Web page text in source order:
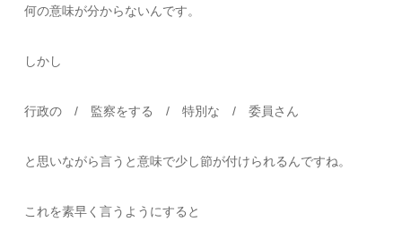
何の意味が分からないんです。
しかし
行政の / 監察をする / 特別な / 委員さん
と思いながら言うと意味で少し節が付けられるんですね。
これを素早く言うようにすると